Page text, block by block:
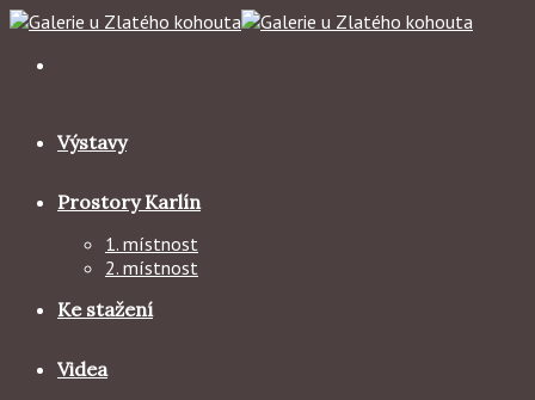
Skip
content
Výstavy
Prostory Karlín
1. místnost
2. místnost
Ke stažení
Videa